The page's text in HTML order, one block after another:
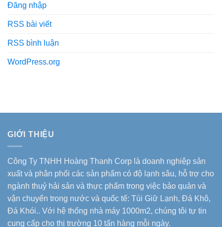
Đăng nhập
RSS bài viết
RSS bình luận
WordPress.org
GIỚI THIỆU
Công Ty TNHH Hoàng Thanh Corp là doanh nghiệp sản
xuất và phân phối các sản phẩm có độ lạnh sâu, hỗ trợ cho
ngành thuỷ hải sản và thực phẩm trong việc bảo quản và
vận chuyển trong nước và quốc tế: Túi Giữ Lạnh, Đá Khô,
Đá Khói.. Với hệ thống nhà máy 1000m2, chúng tôi tự tin
cung cấp cho thị trường 10 tấn hàng mỗi ngày.